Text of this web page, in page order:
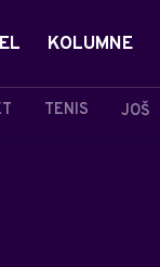
TENIS JOŠ
KOLUMNE